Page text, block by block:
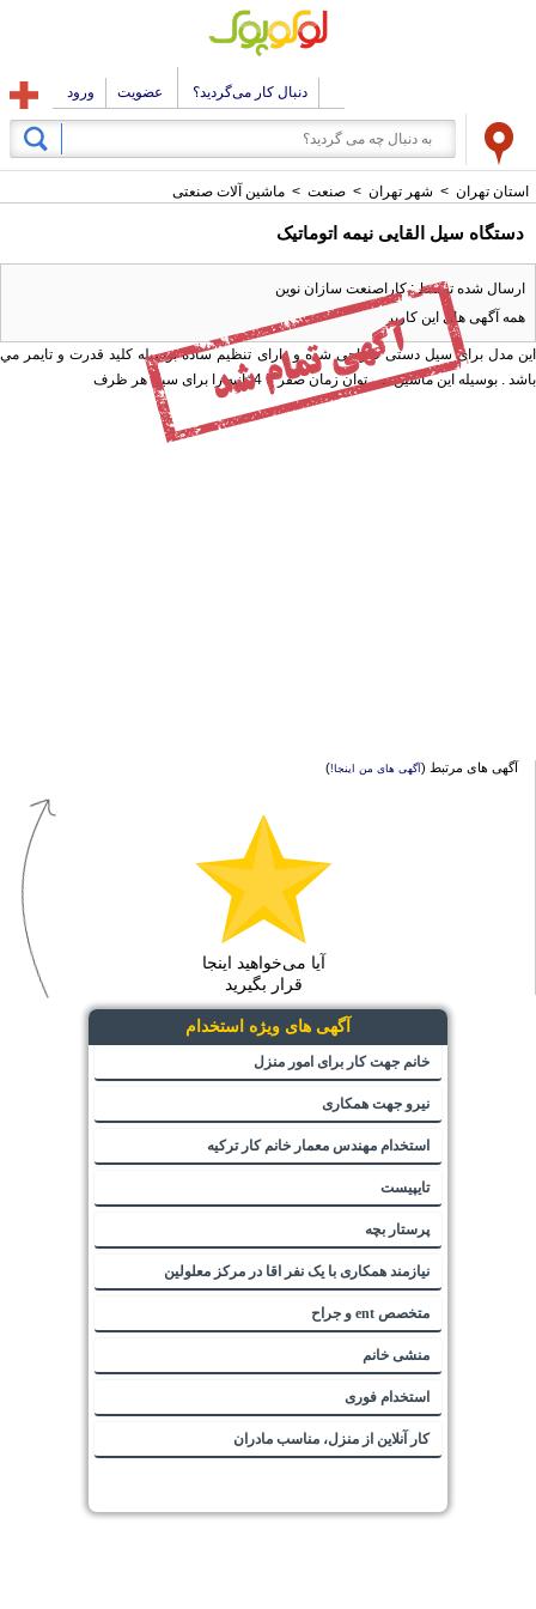
دنبال کار می‌گردید؟ عضویت ورود
استان تهران > شهر تهران > صنعت > ماشین آلات صنعتی
دستگاه سیل القایی نیمه اتوماتیک
ارسال شده توسط : کاراصنعت سازان نوین
همه آگهی های این کاربر
اين مدل برای سيل دستی طراحی شده و دارای تنظيم ساده بوسيله کليد قدرت و تايمر مي
باشد . بوسيله اين ماشين مي توان زمان صفر تا 4 ثانيه را برای سيل هر ظرف
آگهی های مرتبط (آگهی های من اینجا!)
آیا می‌خواهید اینجا
قرار بگیرید
آگهی های ویژه استخدام
خانم جهت کار برای امور منزل
نیرو جهت همکاری
استخدام مهندس معمار خانم کار ترکیه
تایپیست
پرستار بچه
نیازمند همکاری با یک نفر اقا در مرکز معلولین
متخصص ent و جراح
منشی خانم
استخدام فوری
کار آنلاین از منزل، مناسب مادران